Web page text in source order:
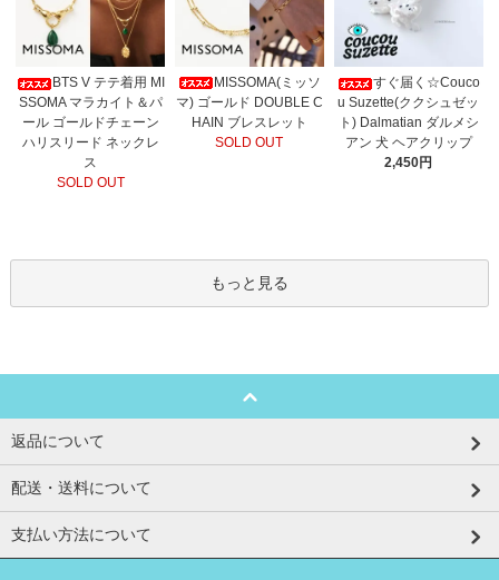
BTS V テテ着用 MI
SSOMA マラカイト＆パ
ール ゴールドチェーン
ハリスリード ネックレ
ス
SOLD OUT
MISSOMA(ミッソ
マ) ゴールド DOUBLE C
HAIN ブレスレット
SOLD OUT
すぐ届く☆Couco
u Suzette(ククシュゼッ
ト) Dalmatian ダルメシ
アン 犬 ヘアクリップ
2,450円
もっと見る
返品について
配送・送料について
支払い方法について